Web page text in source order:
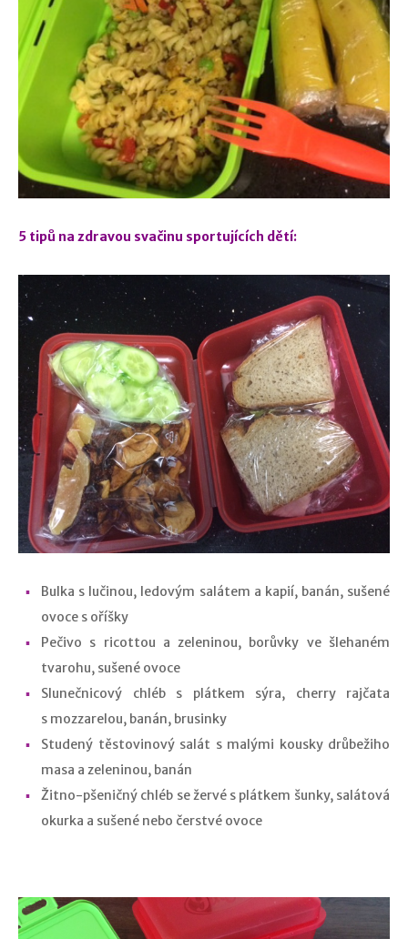
5 tipů na zdravou svačinu sportujících dětí:
Bulka s lučinou, ledovým salátem a kapií, banán, sušené
ovoce s oříšky
Pečivo s ricottou a zeleninou, borůvky ve šlehaném
tvarohu, sušené ovoce
Slunečnicový chléb s plátkem sýra, cherry rajčata
s mozzarelou, banán, brusinky
Studený těstovinový salát s malými kousky drůbežiho
masa a zeleninou, banán
Žitno-pšeničný chléb se žervé s plátkem šunky, salátová
okurka a sušené nebo čerstvé ovoce